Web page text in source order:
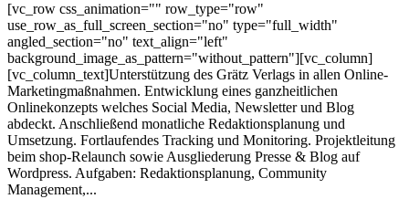
[vc_row css_animation="" row_type="row"
use_row_as_full_screen_section="no" type="full_width"
angled_section="no" text_align="left"
background_image_as_pattern="without_pattern"][vc_column]
[vc_column_text]Unterstützung des Grätz Verlags in allen Online-
Marketingmaßnahmen. Entwicklung eines ganzheitlichen
Onlinekonzepts welches Social Media, Newsletter und Blog
abdeckt. Anschließend monatliche Redaktionsplanung und
Umsetzung. Fortlaufendes Tracking und Monitoring. Projektleitung
beim shop-Relaunch sowie Ausgliederung Presse & Blog auf
Wordpress. Aufgaben: Redaktionsplanung, Community
Management,...